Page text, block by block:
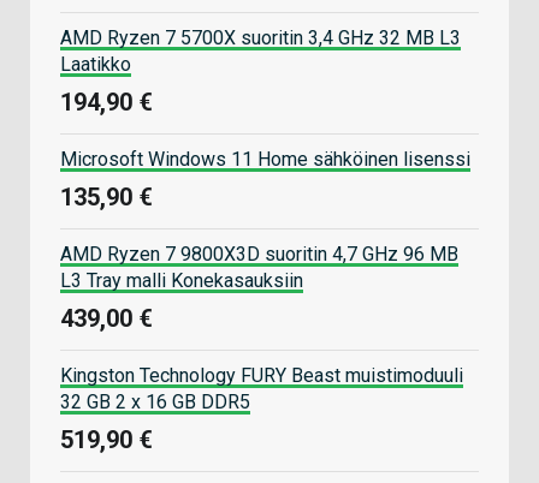
AMD Ryzen 7 5700X suoritin 3,4 GHz 32 MB L3
Laatikko
194,90 €
Microsoft Windows 11 Home sähköinen lisenssi
135,90 €
AMD Ryzen 7 9800X3D suoritin 4,7 GHz 96 MB
L3 Tray malli Konekasauksiin
439,00 €
Kingston Technology FURY Beast muistimoduuli
32 GB 2 x 16 GB DDR5
519,90 €